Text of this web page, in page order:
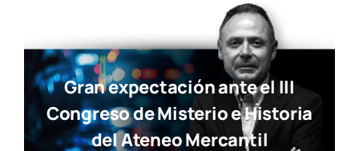
Gran expectación ante el III
Congreso de Misterio e Historia
del Ateneo Mercantil